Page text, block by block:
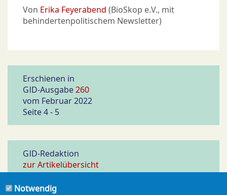
Von Erika Feyerabend (BioSkop e.V., mit
behindertenpolitischem Newsletter)
Erschienen in
GID-Ausgabe260
vom Februar 2022
Seite 4 - 5
GID-Redaktion
zur Artikelübersicht
Notwendig